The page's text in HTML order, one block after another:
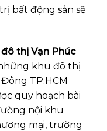
bất động sản sẽ
thị Vạn Phúc
khu đô thị
TP.HCM
quy hoạch bài
nội khu
mại, trường